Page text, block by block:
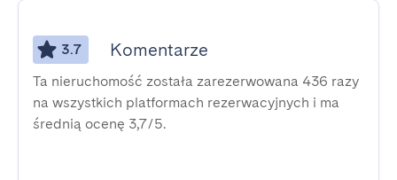
3.7 Komentarze
Ta nieruchomość została zarezerwowana 436 razy
na wszystkich platformach rezerwacyjnych i ma
średnią ocenę 3,7/5.